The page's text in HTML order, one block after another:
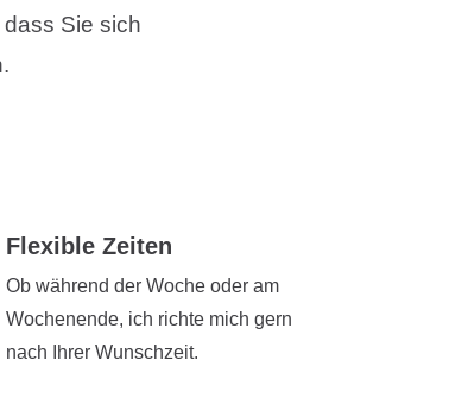
Sie sich
Flexible Zeiten
Ob während der Woche oder am
Wochenende, ich richte mich gern
nach Ihrer Wunschzeit.